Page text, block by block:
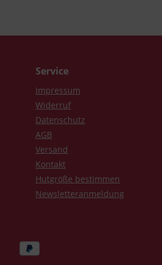
Service
Impressum
Widerruf
Datenschutz
AGB
Versand
Kontakt
Hutgröße bestimmen
Newsletteranmeldung